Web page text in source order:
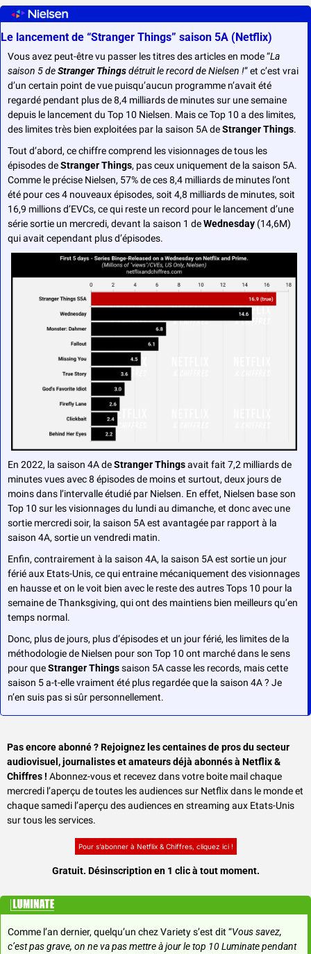
Le lancement de “Stranger Things” saison 5A (Netflix)
Vous avez peut-être vu passer les titres des articles en mode “La
saison 5 de Stranger Things détruit le record de Nielsen !” et c’est vrai
d’un certain point de vue puisqu’aucun programme n’avait été
regardé pendant plus de 8,4 milliards de minutes sur une semaine
depuis le lancement du Top 10 Nielsen. Mais ce Top 10 a des limites,
des limites très bien exploitées par la saison 5A de Stranger Things.
Tout d’abord, ce chiffre comprend les visionnages de tous les
épisodes de Stranger Things, pas ceux uniquement de la saison 5A.
Comme le précise Nielsen, 57% de ces 8,4 milliards de minutes l’ont
été pour ces 4 nouveaux épisodes, soit 4,8 milliards de minutes, soit
16,9 millions d’EVCs, ce qui reste un record pour le lancement d’une
série sortie un mercredi, devant la saison 1 de Wednesday (14,6M)
qui avait cependant plus d’épisodes.
En 2022, la saison 4A de Stranger Things avait fait 7,2 milliards de
minutes vues avec 8 épisodes de moins et surtout, deux jours de
moins dans l’intervalle étudié par Nielsen. En effet, Nielsen base son
Top 10 sur les visionnages du lundi au dimanche, et donc avec une
sortie mercredi soir, la saison 5A est avantagée par rapport à la
saison 4A, sortie un vendredi matin.
Enfin, contrairement à la saison 4A, la saison 5A est sortie un jour
férié aux Etats-Unis, ce qui entraine mécaniquement des visionnages
en hausse et on le voit bien avec le reste des autres Tops 10 pour la
semaine de Thanksgiving, qui ont des maintiens bien meilleurs qu’en
temps normal.
Donc, plus de jours, plus d’épisodes et un jour férié, les limites de la
méthodologie de Nielsen pour son Top 10 ont marché dans le sens
pour que Stranger Things saison 5A casse les records, mais cette
saison 5 a-t-elle vraiment été plus regardée que la saison 4A ? Je
n’en suis pas si sûr personnellement.
Pas encore abonné ? Rejoignez les centaines de pros du secteur
audiovisuel, journalistes et amateurs déjà abonnés à Netflix &
Chiffres ! Abonnez-vous et recevez dans votre boite mail chaque
mercredi l’aperçu de toutes les audiences sur Netflix dans le monde et
chaque samedi l’aperçu des audiences en streaming aux Etats-Unis
sur tous les services.
Pour s’abonner à Netflix & Chiffres, cliquez ici !
Gratuit. Désinscription en 1 clic à tout moment.
Comme l’an dernier, quelqu’un chez Variety s’est dit “Vous savez,
c’est pas grave, on ne va pas mettre à jour le top 10 Luminate pendant